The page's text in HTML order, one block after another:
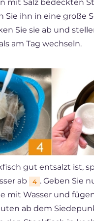
mit Salz bedeckten
Sie ihn in eine große
Sie sie ab und
am Tag wechseln.
gut entsalzt ist,
ab
4 . Geben Sie
mit Wasser und
ab dem